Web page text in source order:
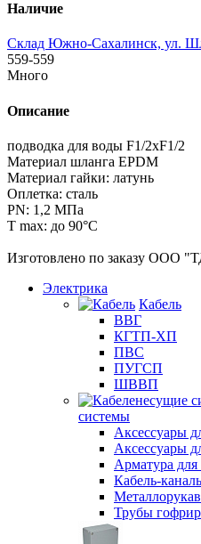
Наличие
Склад Южно-Сахалинск, ул.
559-559
Много
Описание
подводка для воды F1/2xF1/2
Материал шланга EPDM
Материал гайки: латунь
Оплетка: сталь
PN: 1,2 МПа
T max: до 90°С
Изготовлено по заказу ООО
Электрика
Кабель
ВВГ
КГТП-ХП
ПВС
ПУГСП
ШВВП
системы
Аксессуары
Аксессуары
Арматура
Кабель-
Металлорукав
Трубы